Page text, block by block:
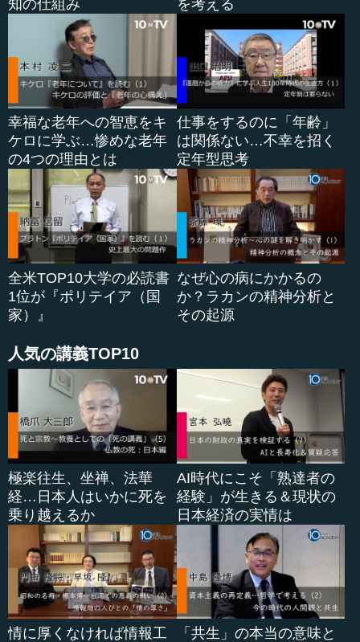
練習をやってきたとして、10秒1をなかなか超えられないと
なったとき、まっすぐ走るのではなく、テニスの...
知の仕組み を考える
幸福な老年への智恵をキ
ケロに学ぶ…惨めな老年
の4つの理由とは
仕事をするのに「年齢」
は関係ない…不幸を招く
定年型思考
全米TOP10大学の必読書
1位が『ポリテイア（国
家）』
なぜ心の病にかかるの
か？ラカンの精神分析と
その起源
人気の講義TOP10
極楽往生、坐禅、法華
経…日本人はいかに死を
乗り越えるか
AI時代にこそ「熟達者の
経験」が生きる＆現状の
日本経済の実情は
情に厚くなければ情報工
「共生」の本当の意味と